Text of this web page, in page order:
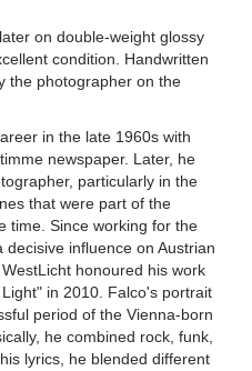
on double-weight glossy
condition. Handwritten
the photographer on the
in the late 1960s with
newspaper. Later, he
particularly in the
that were part of the
time. Since working for the
influence on Austrian
honoured his work
in 2010. Falco's portrait
period of the Vienna-born
he combined rock, funk,
lyrics, he blended different